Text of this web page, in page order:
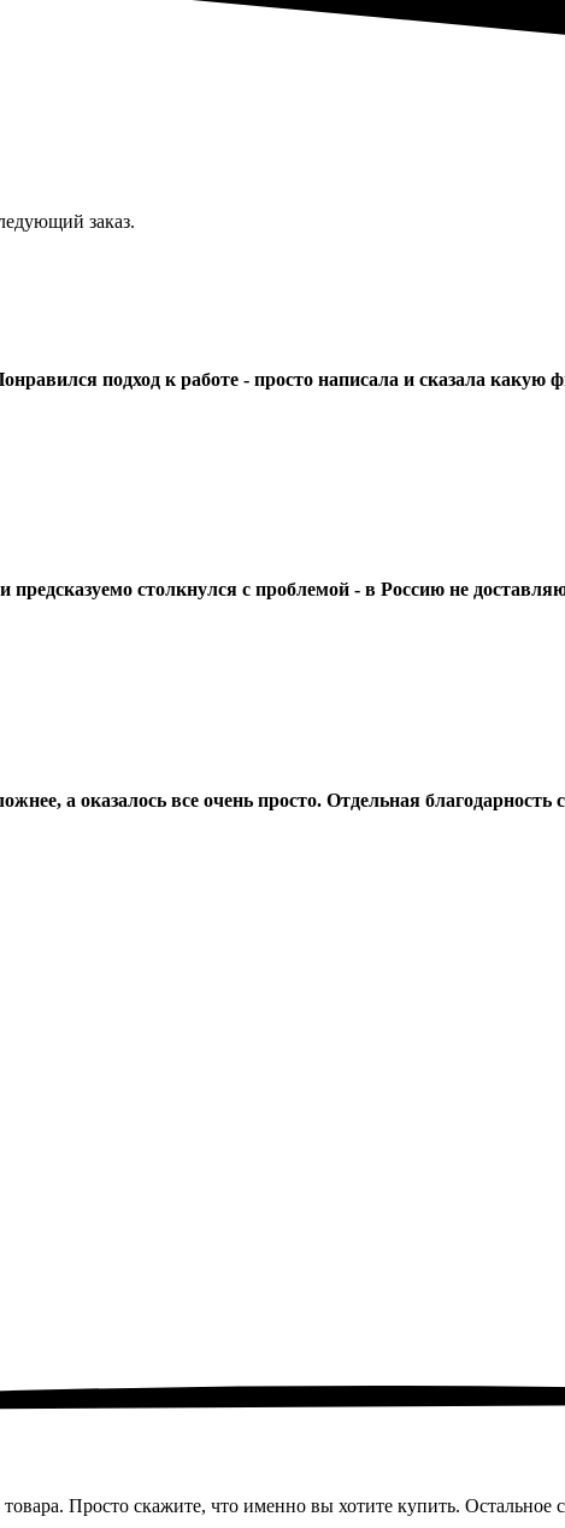
заказ.
подход к работе - просто написала и сказала какую
столкнулся с проблемой - в Россию не
а оказалось все очень просто. Отдельная
Просто скажите, что именно вы хотите купить.